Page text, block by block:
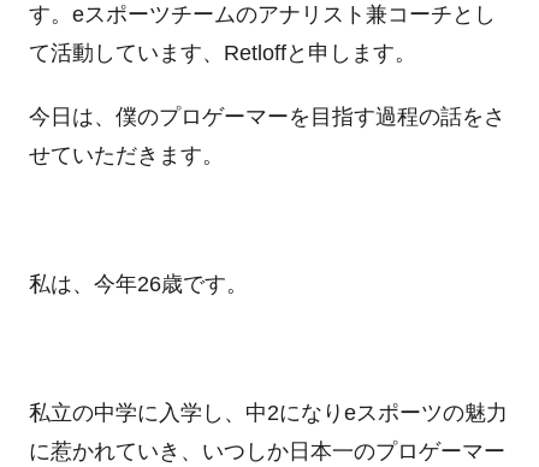
す。eスポーツチームのアナリスト兼コーチとし
て活動しています、Retloffと申します。
今日は、僕のプロゲーマーを目指す過程の話をさ
せていただきます。
私は、今年26歳です。
私立の中学に入学し、中2になりeスポーツの魅力
に惹かれていき、いつしか日本一のプロゲーマー